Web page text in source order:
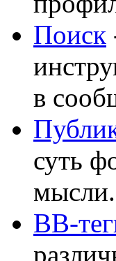
Поиск
в
суть
мысли.
BB-